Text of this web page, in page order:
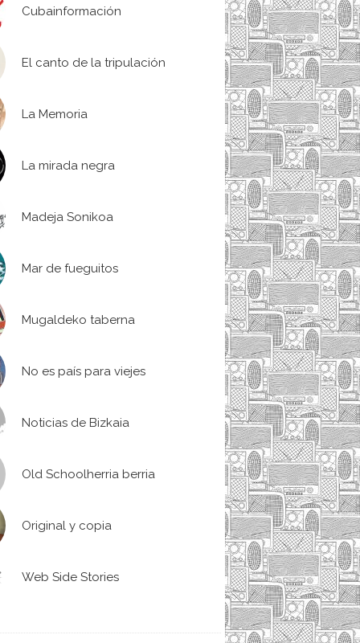
Cubainformación
El canto de la tripulación
La Memoria
La mirada negra
Madeja Sonikoa
Mar de fueguitos
Mugaldeko taberna
No es país para viejes
Noticias de Bizkaia
Old Schoolherria berria
Original y copia
Web Side Stories